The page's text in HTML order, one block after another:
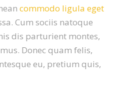
commodo ligula eget
Cum sociis natoque
dis parturient montes,
mus. Donec quam felis,
eu, pretium quis,